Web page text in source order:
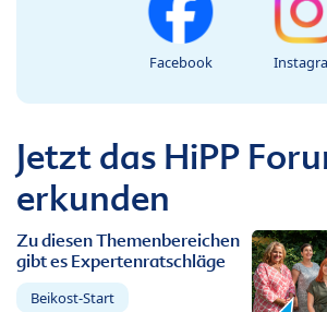
Facebook
Jetzt das HiPP
erkunden
Zu diesen Themenbereichen
gibt es Expertenratschläge
Beikost-Start